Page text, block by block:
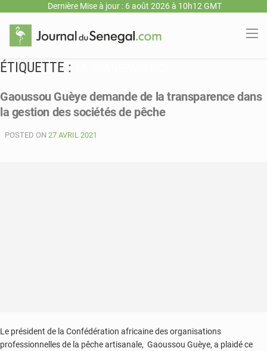
Dernière Mise à jour : 6 août 2026 à 10h12 GMT
ÉTIQUETTE :
Gaoussou Guèye demande de la transparence dans
la gestion des sociétés de pêche
POSTED ON 27 AVRIL 2021
Le président de la Confédération africaine des organisations
professionnelles de la pêche artisanale, Gaoussou Guèye, a plaidé ce